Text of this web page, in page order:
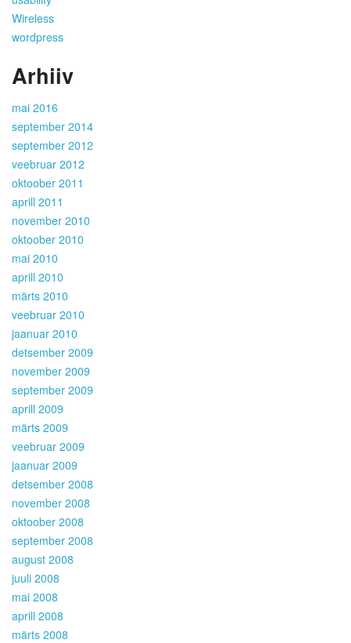
Wireless
wordpress
Arhiiv
mai 2016
september 2014
september 2012
veebruar 2012
oktoober 2011
aprill 2011
november 2010
oktoober 2010
mai 2010
aprill 2010
märts 2010
veebruar 2010
jaanuar 2010
detsember 2009
november 2009
september 2009
aprill 2009
märts 2009
veebruar 2009
jaanuar 2009
detsember 2008
november 2008
oktoober 2008
september 2008
august 2008
juuli 2008
mai 2008
aprill 2008
märts 2008